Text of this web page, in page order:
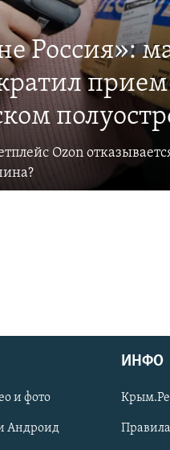
Россия»:
Ozon
и фото
Андроид
ИНФО